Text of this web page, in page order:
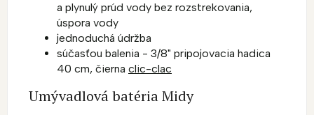
a plynulý prúd vody bez rozstrekovania,
úspora vody
jednoduchá údržba
súčasťou balenia - 3/8" pripojovacia hadica
40 cm, čierna clic-clac
Umývadlová batéria Midy